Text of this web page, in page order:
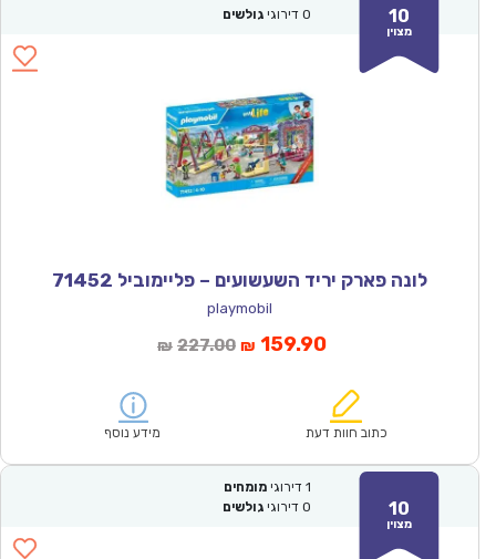
10
מצוין
0 דירוגי גולשים
לונה פארק יריד השעשועים – פליימוביל 71452
playmobil
₪ 227.00המחיר
₪227.00.
₪ 159.90המחיר
הוא:
כתוב חוות דעת מידע נוסף
10
מצוין
1 דירוגי מומחים
0 דירוגי גולשים